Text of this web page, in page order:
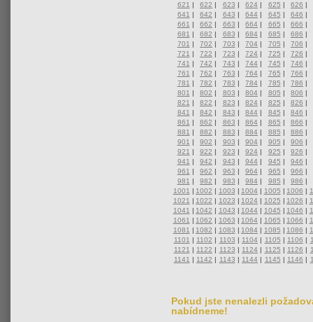
621 | 622 | 623 | 624 | 625 | 626 |
641 | 642 | 643 | 644 | 645 | 646 |
661 | 662 | 663 | 664 | 665 | 666 |
681 | 682 | 683 | 684 | 685 | 686 |
701 | 702 | 703 | 704 | 705 | 706 |
721 | 722 | 723 | 724 | 725 | 726 |
741 | 742 | 743 | 744 | 745 | 746 |
761 | 762 | 763 | 764 | 765 | 766 |
781 | 782 | 783 | 784 | 785 | 786 |
801 | 802 | 803 | 804 | 805 | 806 |
821 | 822 | 823 | 824 | 825 | 826 |
841 | 842 | 843 | 844 | 845 | 846 |
861 | 862 | 863 | 864 | 865 | 866 |
881 | 882 | 883 | 884 | 885 | 886 |
901 | 902 | 903 | 904 | 905 | 906 |
921 | 922 | 923 | 924 | 925 | 926 |
941 | 942 | 943 | 944 | 945 | 946 |
961 | 962 | 963 | 964 | 965 | 966 |
981 | 982 | 983 | 984 | 985 | 986 |
1001 | 1002 | 1003 | 1004 | 1005 | 1006 |
1021 | 1022 | 1023 | 1024 | 1025 | 1026 |
1041 | 1042 | 1043 | 1044 | 1045 | 1046 |
1061 | 1062 | 1063 | 1064 | 1065 | 1066 |
1081 | 1082 | 1083 | 1084 | 1085 | 1086 |
1101 | 1102 | 1103 | 1104 | 1105 | 1106 |
1121 | 1122 | 1123 | 1124 | 1125 | 1126 |
1141 | 1142 | 1143 | 1144 | 1145 | 1146 |
Pokud jste nenalezli
nabídneme!